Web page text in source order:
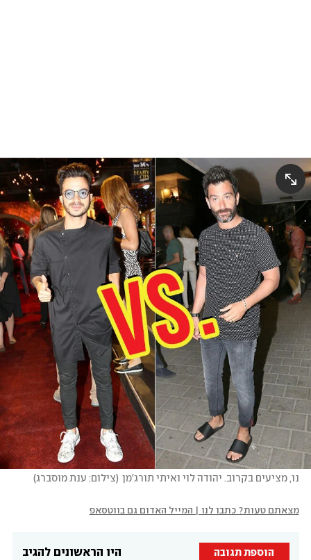
נו, מציעים בקרוב. יהודה לוי ואיתי תורג'מן (צילום: ענת מוסברג)
מצאתם טעות? כתבו לנו | המייל האדום גם בווטסאפ
היו הראשונים להגיב הוספת תגובה